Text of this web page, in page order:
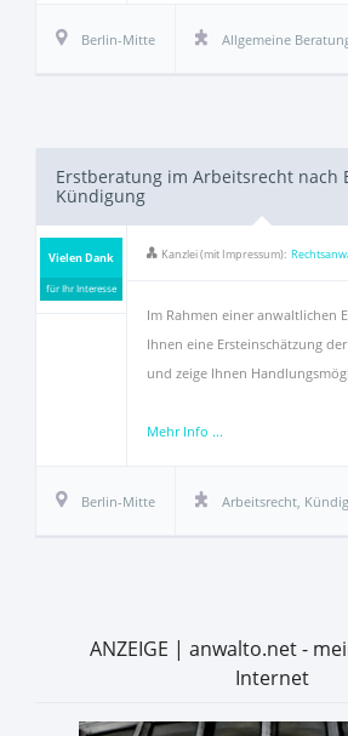
Berlin-Mitte Allgemeine
Erstberatung im Arbeitsrecht nach
Kündigung
Vielen Dank
für Ihr Interesse
Kanzlei (mit Impressum):
Im Rahmen einer anwaltlichen
Ihnen eine Ersteinschätzung
und zeige Ihnen
Mehr Info ...
Berlin-Mitte Arbeitsrecht,
ANZEIGE | anwalto.net -
Internet